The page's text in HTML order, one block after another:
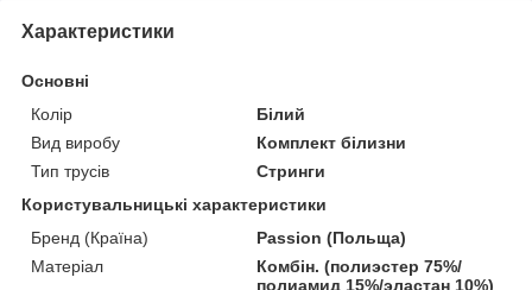
Характеристики
Основні
Колір
Білий
Вид виробу
Комплект білизни
Тип трусів
Стринги
Користувальницькі характеристики
Бренд (Країна)
Passion (Польща)
Матеріал
Комбін. (полиэстер 75%/
полиамид 15%/эластан 10%)